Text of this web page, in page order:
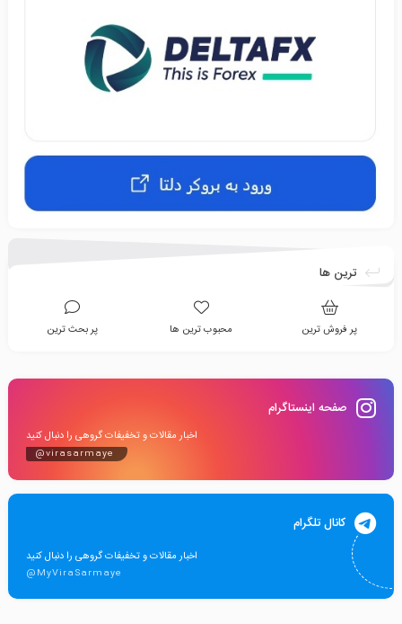
ترین ها
پر فروش ترین محبوب ترین ها پر بحث ترین
صفحه اینستاگرام
اخبار مقالات و تخفیفات گروهی را دنبال کنید
@virasarmaye
کانال تلگرام
اخبار مقالات و تخفیفات گروهی را دنبال کنید
@MyViraSarmaye